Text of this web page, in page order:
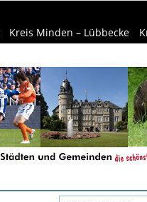
Kreis Minden – Lübbecke